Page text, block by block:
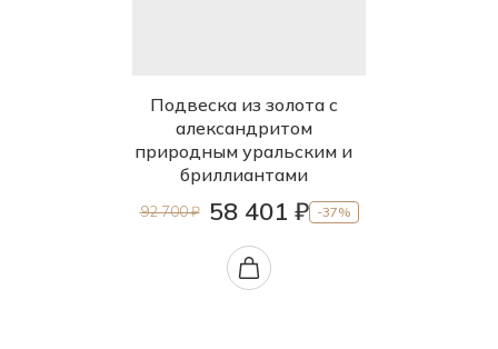
Подвеска из золота с
александритом
природным уральским и
бриллиантами
92 700 ₽ 58 401 ₽ -37%